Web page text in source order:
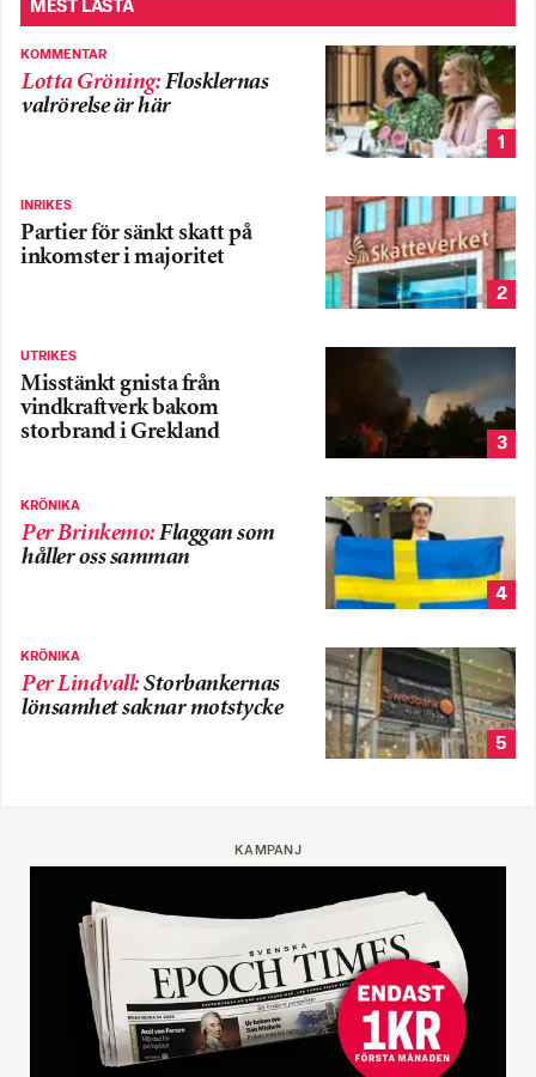
MEST LÄSTA
KOMMENTAR
Lotta Gröning:Flosklernas
valrörelse är här
1
INRIKES
Partier för sänkt skatt på
inkomster i majoritet
2
UTRIKES
Misstänkt gnista från
vindkraftverk bakom
storbrand i Grekland
3
KRÖNIKA
Per Brinkemo:Flaggan som
håller oss samman
4
KRÖNIKA
Per Lindvall:Storbankernas
lönsamhet saknar motstycke
5
KAMPANJ